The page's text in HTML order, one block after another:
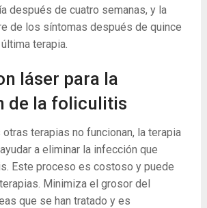
después de cuatro semanas, y la
de los síntomas después de quince
terapia.
láser para la
de la foliculitis
terapias no funcionan, la terapia
a eliminar la infección que
Este proceso es costoso y puede
Minimiza el grosor del
que se han tratado y es